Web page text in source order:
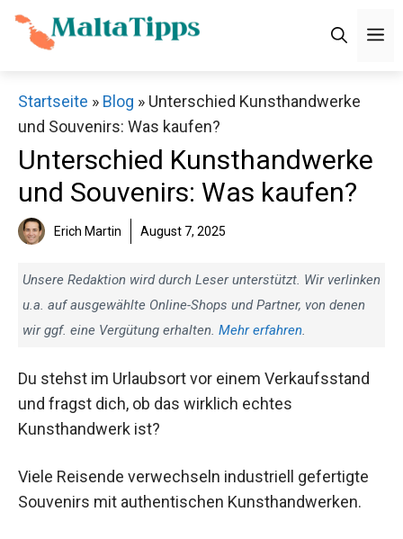
Zum
Inhalt
Startseite » Blog » Unterschied Kunsthandwerke
und Souvenirs: Was kaufen?
Unterschied Kunsthandwerke
und Souvenirs: Was kaufen?
Erich Martin August 7, 2025
Unsere Redaktion wird durch Leser unterstützt. Wir verlinken
u.a. auf ausgewählte Online-Shops und Partner, von denen
wir ggf. eine Vergütung erhalten. Mehr erfahren.
Du stehst im Urlaubsort vor einem Verkaufsstand
und fragst dich, ob das wirklich echtes
Kunsthandwerk ist?
Viele Reisende verwechseln industriell gefertigte
Souvenirs mit authentischen Kunsthandwerken.